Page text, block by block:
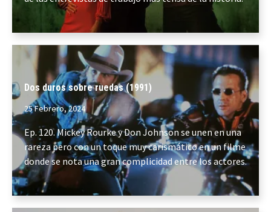
Dos duros sobre ruedas (1991)
25 Febrero, 2024
Ep. 120. Mickey Rourke y Don Johnson se unen en una
rareza pero con un toque muy carismático en un filme
donde se nota una gran complicidad entre los actores.